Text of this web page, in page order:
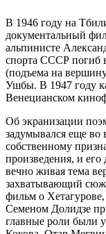
В 1946 году на
документальный
альпинисте
спорта СССР погиб
(подъема на
Ушбы. В 1947 году
Венецианском
Об экранизации
задумывался еще
собственному
произведения, и его
вечно живая тема
захватывающий
фильм о
Семеном Долидзе
главные роли были